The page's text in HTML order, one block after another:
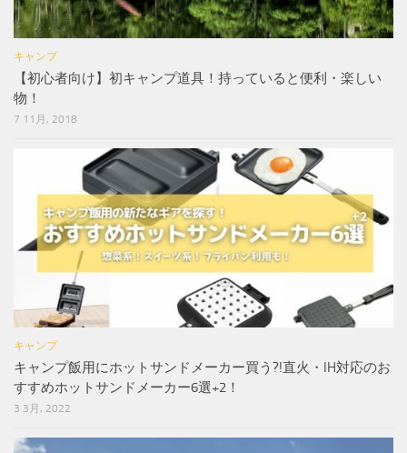
キャンプ
【初心者向け】初キャンプ道具！持っていると便利・楽しい
物！
7 11月, 2018
キャンプ
キャンプ飯用にホットサンドメーカー買う?!直火・IH対応のお
すすめホットサンドメーカー6選+2！
3 3月, 2022